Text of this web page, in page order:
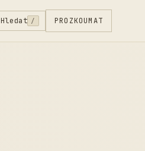
Hledat / PROZKOUMAT